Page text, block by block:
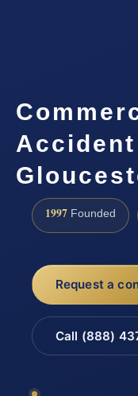
1997 Founded
Request a
Call (888)